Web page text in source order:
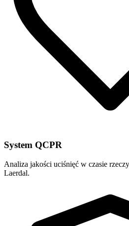
System QCPR
Analiza jakości uciśnięć w czasie
Laerdal.